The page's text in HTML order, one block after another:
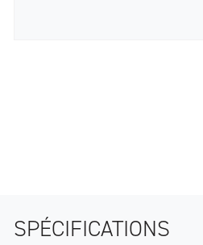
SPÉCIFICATIONS